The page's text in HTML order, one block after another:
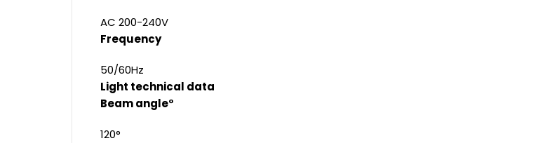
AC 200-240V
Frequency
50/60Hz
Light technical data
Beam angle°
120°